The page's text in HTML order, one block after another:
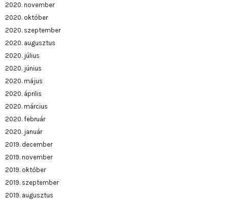
2020. november
2020. október
2020. szeptember
2020. augusztus
2020. július
2020. június
2020. május
2020. április
2020. március
2020. február
2020. január
2019. december
2019. november
2019. október
2019. szeptember
2019. augusztus